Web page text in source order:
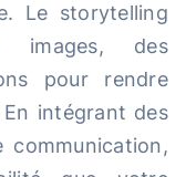
Le storytelling
images, des
pour rendre
En intégrant des
communication,